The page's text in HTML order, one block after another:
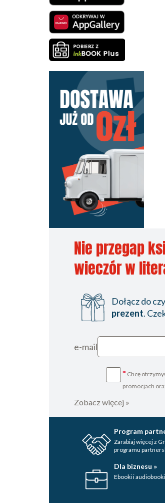
Nie przegap
wieczór w
Dołącz do
prezent.
e-mail
* Chcę
promocjach
Zobacz więcej »
Program
Zarabiaj więcej z
programu
Dla biznesu »
Ebooki i